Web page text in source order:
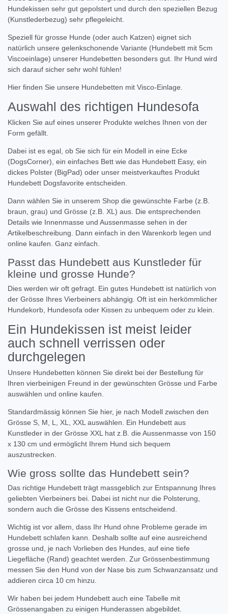
Hundekissen sehr gut gepolstert und durch den speziellen Bezug
(Kunstlederbezug) sehr pflegeleicht.
Speziell für grosse Hunde (oder auch Katzen) eignet sich
natürlich unsere gelenkschonende Variante (Hundebett mit 5cm
Viscoeinlage) unserer Hundebetten besonders gut. Ihr Hund wird
sich darauf sicher sehr wohl fühlen!
Hier finden Sie unsere Hundebetten mit Visco-Einlage.
Auswahl des richtigen Hundesofa
Klicken Sie auf eines unserer Produkte welches Ihnen von der
Form gefällt.
Dabei ist es egal, ob Sie sich für ein Modell in eine Ecke
(DogsCorner), ein einfaches Bett wie das Hundebett Easy, ein
dickes Polster (BigPad) oder unser meistverkauftes Produkt
Hundebett Dogsfavorite entscheiden.
Dann wählen Sie in unserem Shop die gewünschte Farbe (z.B.
braun, grau) und Grösse (z.B. XL) aus. Die entsprechenden
Details wie Innenmasse und Aussenmasse sehen in der
Artikelbeschreibung. Dann einfach in den Warenkorb legen und
online kaufen. Ganz einfach.
Passt das Hundebett aus Kunstleder für
kleine und grosse Hunde?
Dies werden wir oft gefragt. Ein gutes Hundebett ist natürlich von
der Grösse Ihres Vierbeiners abhängig. Oft ist ein herkömmlicher
Hundekorb, Hundesofa oder Kissen zu unbequem oder zu klein.
Ein Hundekissen ist meist leider
auch schnell verrissen oder
durchgelegen
Unsere Hundebetten können Sie direkt bei der Bestellung für
Ihren vierbeinigen Freund in der gewünschten Grösse und Farbe
auswählen und online kaufen.
Standardmässig können Sie hier, je nach Modell zwischen den
Grösse S, M, L, XL, XXL auswählen. Ein Hundebett aus
Kunstleder in der Grösse XXL hat z.B. die Aussenmasse von 150
x 130 cm und ermöglicht Ihrem Hund sich bequem
auszustrecken.
Wie gross sollte das Hundebett sein?
Das richtige Hundebett trägt massgeblich zur Entspannung Ihres
geliebten Vierbeiners bei. Dabei ist nicht nur die Polsterung,
sondern auch die Grösse des Kissens entscheidend.
Wichtig ist vor allem, dass Ihr Hund ohne Probleme gerade im
Hundebett schlafen kann. Deshalb sollte auf eine ausreichend
grosse und, je nach Vorlieben des Hundes, auf eine tiefe
Liegefläche (Rand) geachtet werden. Zur Grössenbestimmung
messen Sie den Hund von der Nase bis zum Schwanzansatz und
addieren circa 10 cm hinzu.
Wir haben bei jedem Hundebett auch eine Tabelle mit
Grössenangaben zu einigen Hunderassen abgebildet.